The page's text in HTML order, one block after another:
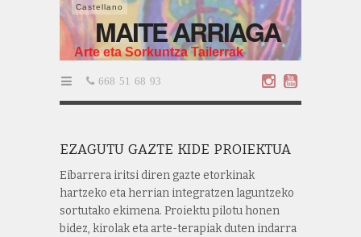
Castellano
MAITE ARRIAGA
Arte eta Sorkuntza Tailerrak
668 51 68 93
EZAGUTU GAZTE KIDE PROIEKTUA
Eibarrera iritsi diren gazte etorkinak
hartzeko eta herrian integratzen laguntzeko
sortutako ekimena. Proiektu pilotu honen
bidez, kirolak eta arte-terapiak duten indarra